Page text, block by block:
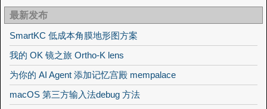
最新发布
SmartKC 低成本角膜地形图方案
我的 OK 镜之旅 Ortho-K lens
为你的 AI Agent 添加记忆宫殿 mempalace
macOS 第三方输入法debug 方法